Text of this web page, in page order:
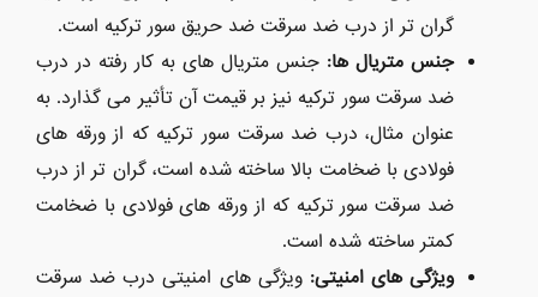
گران تر از درب ضد سرقت ضد حریق سور ترکیه است.
جنس متریال ها: جنس متریال های به کار رفته در درب
ضد سرقت سور ترکیه نیز بر قیمت آن تأثیر می گذارد. به
عنوان مثال، درب ضد سرقت سور ترکیه که از ورقه های
فولادی با ضخامت بالا ساخته شده است، گران تر از درب
ضد سرقت سور ترکیه که از ورقه های فولادی با ضخامت
کمتر ساخته شده است.
ویژگی های امنیتی: ویژگی های امنیتی درب ضد سرقت